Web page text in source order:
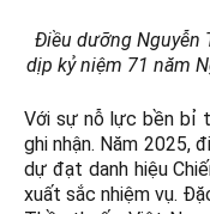
Điều dưỡng Nguyễn
dịp kỷ niệm 71 năm
Với sự nỗ lực bền bỉ
ghi nhận. Năm 2025,
dự đạt danh hiệu
xuất sắc nhiệm vụ.